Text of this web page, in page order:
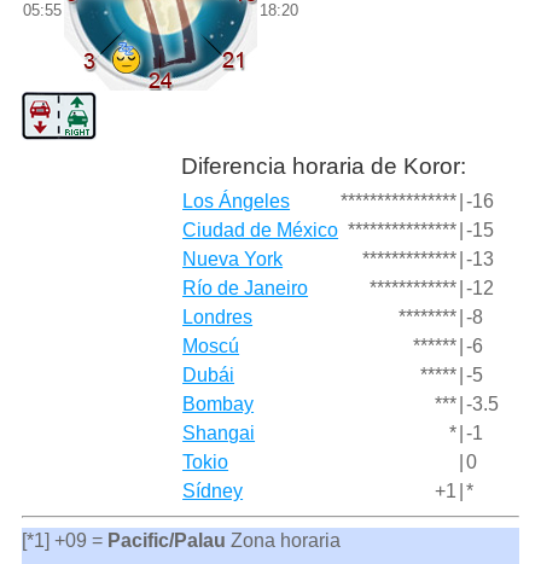
05:55 18:20
Diferencia horaria de Koror:
Los Ángeles **************** -16
Ciudad de México *************** -15
Nueva York
************* -13
Río de Janeiro
************ -12
Londres
******** -8
Moscú
****** -6
Dubái
***** -5
Bombay
*** -3.5
Shangai
* -1
Tokio
0
Sídney
+1 *
[*1] +09 = Pacific/Palau Zona horaria